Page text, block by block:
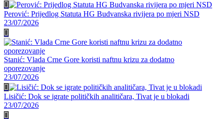
Perović: Prijedlog Statuta HG Budvanska rivijera po mjeri NSD
23/07/2026
Stanić: Vlada Crne Gore koristi naftnu krizu za dodatno
oporezovanje
23/07/2026
Lisičić: Dok se igrate političkih analitičara, Tivat je u blokadi
23/07/2026